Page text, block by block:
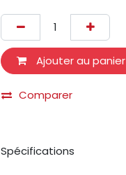
Ajouter au panier
Comparer
Spécifications